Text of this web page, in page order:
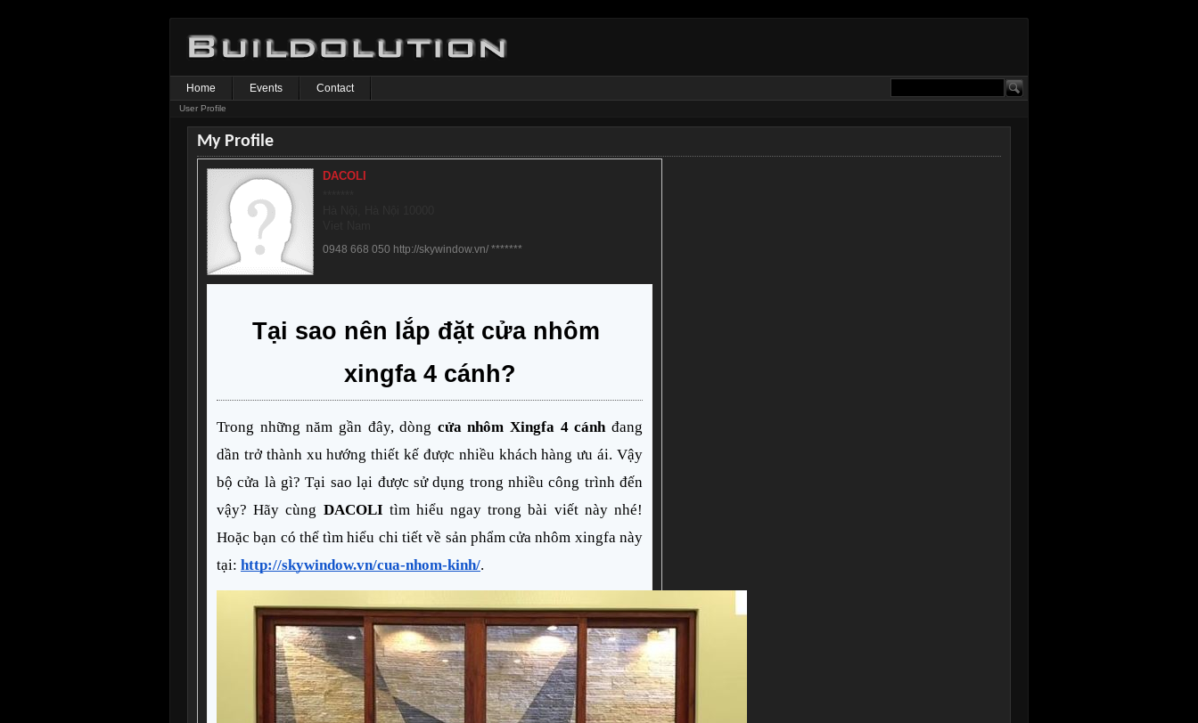
Home Events Contact
User Profile
My Profile
DACOLI
0948 668 050 http://skywindow.vn/ *******
Tại sao nên lắp đặt cửa nhôm
xingfa 4 cánh?
Trong những năm gần đây, dòng cửa nhôm Xingfa 4 cánh đang
dần trở thành xu hướng thiết kế được nhiều khách hàng ưu ái. Vậy
bộ cửa là gì? Tại sao lại được sử dụng trong nhiều công trình đến
vậy? Hãy cùng DACOLI tìm hiểu ngay trong bài viết này nhé!
Hoặc bạn có thể tìm hiểu chi tiết về sản phẩm cửa nhôm xingfa này
tại: http://skywindow.vn/cua-nhom-kinh/.